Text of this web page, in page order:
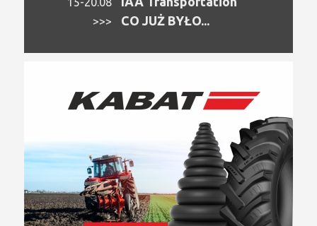
>>> CO JUŻ BYŁO...